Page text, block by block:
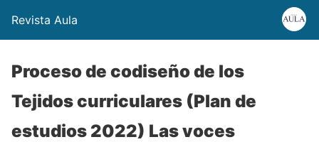
Revista Aula
Proceso de codiseño de los
Tejidos curriculares (Plan de
estudios 2022) Las voces